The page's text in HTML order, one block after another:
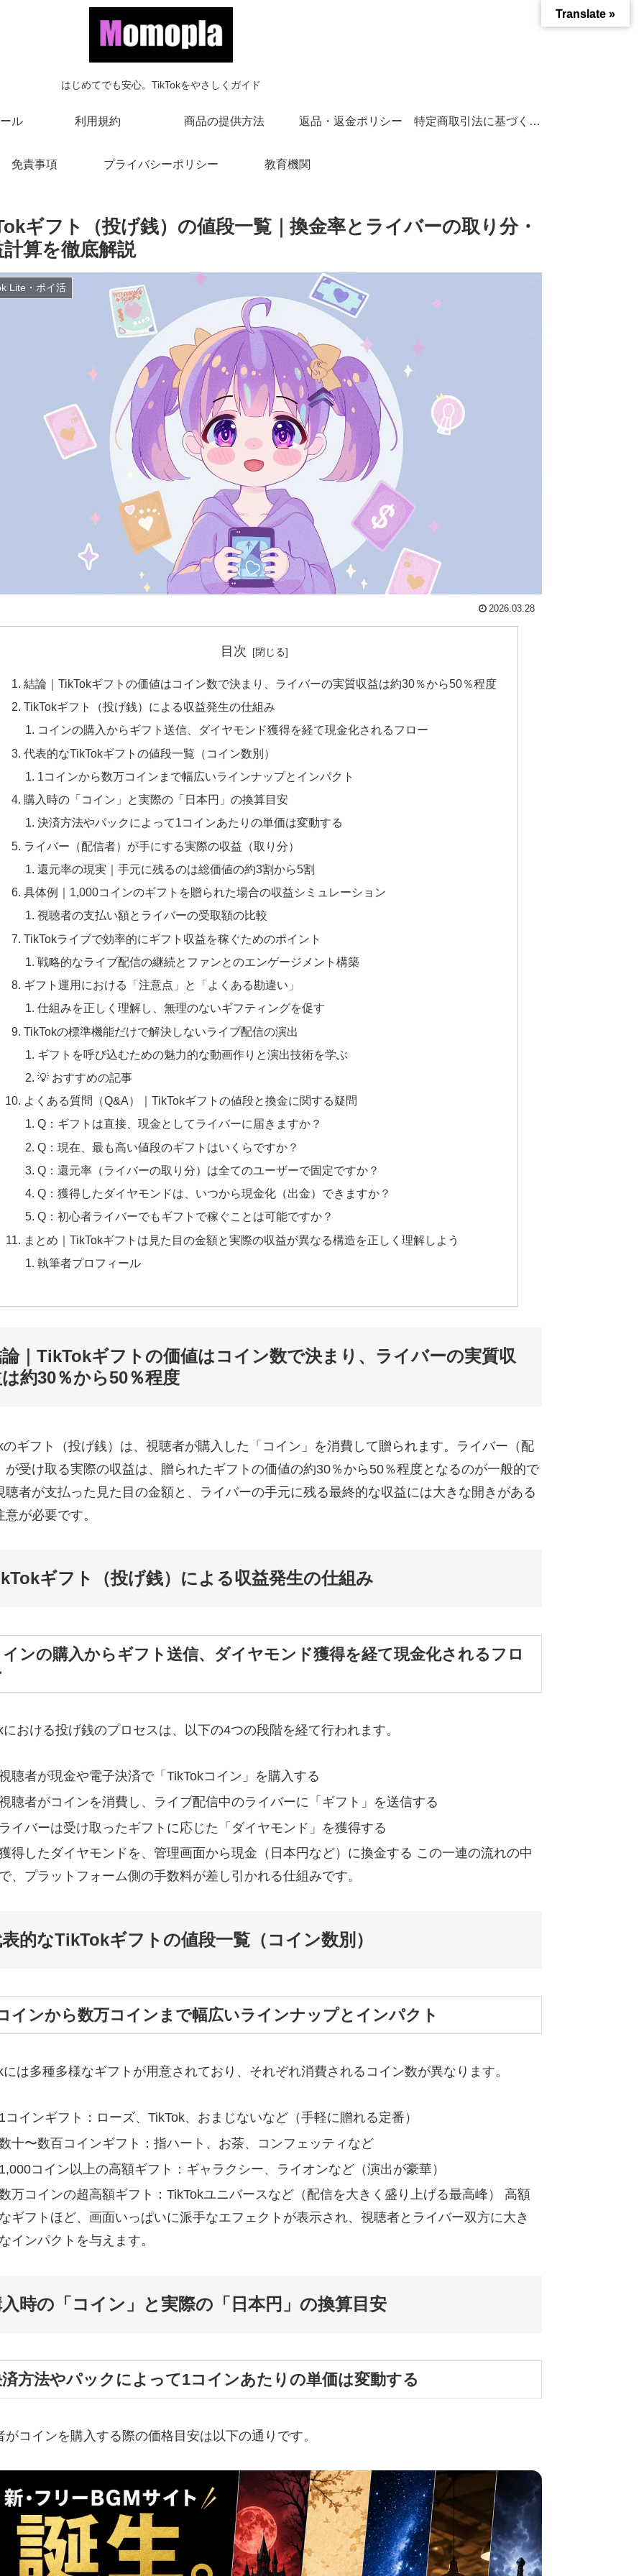
はじめてでも安心。TikTokをやさしくガイド
ル 利用規約 商品の提供方法 返品・返金ポリシー 特定商取引法に基づく表記
免責事項 プライバシーポリシー 教育機関
ギフト（投げ銭）の値段一覧｜換金率とライバーの取り分・
算を徹底解説
Lite・ポイ活
2026.03.28
目次
結論｜TikTokギフトの価値はコイン数で決まり、ライバーの実質収益は約30％から50％程度
TikTokギフト（投げ銭）による収益発生の仕組み
コインの購入からギフト送信、ダイヤモンド獲得を経て現金化されるフロー
代表的なTikTokギフトの値段一覧（コイン数別）
1コインから数万コインまで幅広いラインナップとインパクト
購入時の「コイン」と実際の「日本円」の換算目安
決済方法やパックによって1コインあたりの単価は変動する
ライバー（配信者）が手にする実際の収益（取り分）
還元率の現実｜手元に残るのは総価値の約3割から5割
具体例｜1,000コインのギフトを贈られた場合の収益シミュレーション
視聴者の支払い額とライバーの受取額の比較
TikTokライブで効率的にギフト収益を稼ぐためのポイント
戦略的なライブ配信の継続とファンとのエンゲージメント構築
ギフト運用における「注意点」と「よくある勘違い」
仕組みを正しく理解し、無理のないギフティングを促す
TikTokの標準機能だけで解決しないライブ配信の演出
ギフトを呼び込むための魅力的な動画作りと演出技術を学ぶ
💡 おすすめの記事
よくある質問（Q&A）｜TikTokギフトの値段と換金に関する疑問
Q：ギフトは直接、現金としてライバーに届きますか？
Q：現在、最も高い値段のギフトはいくらですか？
Q：還元率（ライバーの取り分）は全てのユーザーで固定ですか？
Q：獲得したダイヤモンドは、いつから現金化（出金）できますか？
Q：初心者ライバーでもギフトで稼ぐことは可能ですか？
まとめ｜TikTokギフトは見た目の金額と実際の収益が異なる構造を正しく理解しよう
執筆者プロフィール
｜TikTokギフトの価値はコイン数で決まり、ライバーの実質収
約30％から50％程度
のギフト（投げ銭）は、視聴者が購入した「コイン」を消費して贈られます。ライバー（配
が受け取る実際の収益は、贈られたギフトの価値の約30％から50％程度となるのが一般的で
聴者が支払った見た目の金額と、ライバーの手元に残る最終的な収益には大きな開きがある
意が必要です。
ギフト（投げ銭）による収益発生の仕組み
ンの購入からギフト送信、ダイヤモンド獲得を経て現金化されるフロ
における投げ銭のプロセスは、以下の4つの段階を経て行われます。
聴者が現金や電子決済で「TikTokコイン」を購入する
聴者がコインを消費し、ライブ配信中のライバーに「ギフト」を送信する
イバーは受け取ったギフトに応じた「ダイヤモンド」を獲得する
得したダイヤモンドを、管理画面から現金（日本円など）に換金する この一連の流れの中
、プラットフォーム側の手数料が差し引かれる仕組みです。
的なTikTokギフトの値段一覧（コイン数別）
インから数万コインまで幅広いラインナップとインパクト
には多種多様なギフトが用意されており、それぞれ消費されるコイン数が異なります。
コインギフト：ローズ、TikTok、おまじないなど（手軽に贈れる定番）
十〜数百コインギフト：指ハート、お茶、コンフェッティなど
コイン以上の高額ギフト：ギャラクシー、ライオンなど（演出が豪華）
万コインの超高額ギフト：TikTokユニバースなど（配信を大きく盛り上げる最高峰） 高額
ギフトほど、画面いっぱいに派手なエフェクトが表示され、視聴者とライバー双方に大き
インパクトを与えます。
時の「コイン」と実際の「日本円」の換算目安
方法やパックによって1コインあたりの単価は変動する
がコインを購入する際の価格目安は以下の通りです。
Translate »